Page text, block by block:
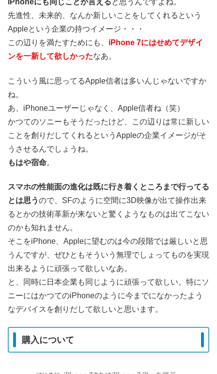
iPhoneにも同じことが言えると思うんですよね。
先進性、未来的、なんか新しいことをしてくれるという
Appleという企業の持つイメージ・・・
この辺りを満たすためにも、 iPhone 7にはせめてデザイ
ンを一新して欲しかったなあ。
こういう風に思ってるApple信者は多いんじゃないですか
ね。
あ、iPhoneユーザーじゃなく、Apple信者ね（笑）
かつてのソニーもそうだったけど、この辺りは常に新しい
ことを創りだしてくれるというAppleの企業イメージがそ
うさせるんでしょうね。
もはや宿命。
スマホの性能面の進化は既に行き着くところまで行ってる
とは思うので、SFのように空間に3D映像が出て操作出来
るとかの技術革新が来ないと驚くようなものは出てこない
のかも知れません。
そこをiPhone、Appleに望むのは今の段階では厳しいと思
うんですが、ぜひともそういう無理でしょってものを実現
出来るように頑張って欲しいなあ。
と、同時に日本企業も同じように頑張って欲しい。特にソ
ニーにはかつてのiPhoneのように今までになかったよう
なデバイスを創りだして欲しいと思います。
購入について